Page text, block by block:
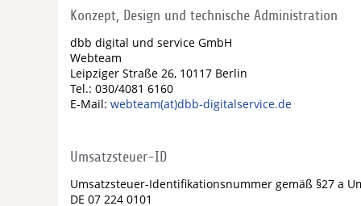
Konzept, Design und technische Administration
dbb digital und service GmbH
Webteam
Leipziger Straße 26, 10117 Berlin
Tel.: 030/4081 6160
E-Mail: webteam(at)dbb-digitalservice.de
Umsatzsteuer-ID
Umsatzsteuer-Identifikationsnummer gemäß §27 a
DE 07 224 0101